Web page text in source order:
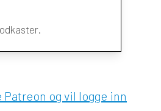
og vil logge inn